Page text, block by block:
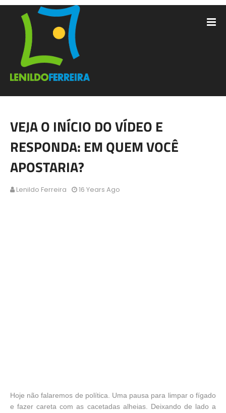
VEJA O INÍCIO DO VÍDEO E
RESPONDA: EM QUEM VOCÊ
APOSTARIA?
Lenildo Ferreira 16 Years Ago
Hoje não falaremos de política. Uma pausa para limpar o fígado
e fazer careta com as cacetadas alheias. Deixando de lado a